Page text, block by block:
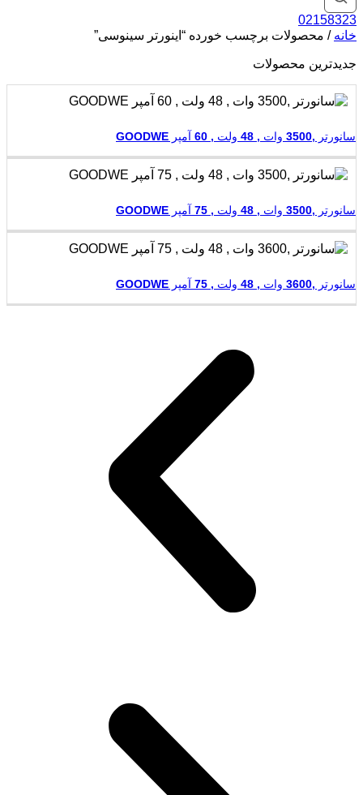
02158323
خانه / محصولات برچسب خورده “اینورتر سینوسی”
جدیدترین محصولات
سانورتر ,3500 وات , 48 ولت , 60 آمپر GOODWE
سانورتر ,3500 وات , 48 ولت , 75 آمپر GOODWE
سانورتر ,3600 وات , 48 ولت , 75 آمپر GOODWE